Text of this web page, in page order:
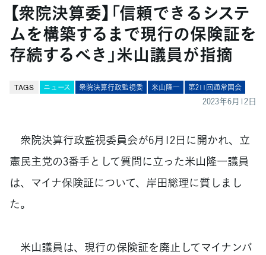
【衆院決算委】「信頼できるシステ
ムを構築するまで現行の保険証を
存続するべき」米山議員が指摘
TAGS ニュース 衆院決算行政監視委 米山隆一 第211回通常国会
2023年6月12日
衆院決算行政監視委員会が6月12日に開かれ、立
憲民主党の3番手として質問に立った米山隆一議員
は、マイナ保険証について、岸田総理に質しまし
た。
米山議員は、現行の保険証を廃止してマイナンバ